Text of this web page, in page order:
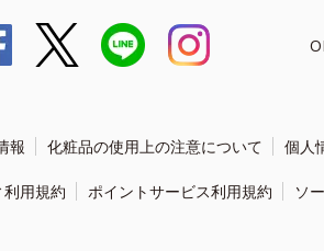
報 化粧品の使用上の注意について 個人
用規約 ポイントサービス利用規約 ソ